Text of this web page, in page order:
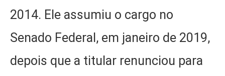
2014. Ele assumiu o cargo no
Senado Federal, em janeiro de 2019,
depois que a titular renunciou para